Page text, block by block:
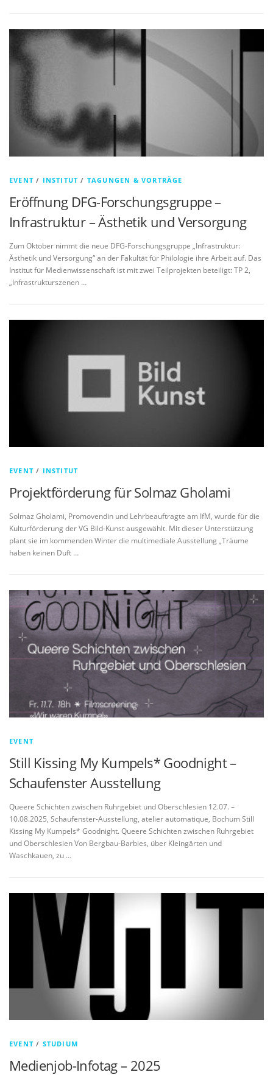
EVENT / INSTITUT / TAGUNGEN & VORTRÄGE
Eröffnung DFG-Forschungsgruppe –
Infrastruktur – Ästhetik und Versorgung
Zum Oktober nimmt die neue DFG-Forschungsgruppe „Infrastruktur:
Ästhetik und Versorgung“ an der Fakultät für Philologie ihre Arbeit auf. Das
Institut für Medienwissenschaft ist mit zwei Teilprojekten beteiligt: TP 2,
„Infrastrukturszenen …
EVENT / INSTITUT
Projektförderung für Solmaz Gholami
Solmaz Gholami, Promovendin und Lehrbeauftragte am IfM, wurde für die
Kulturförderung der VG Bild-Kunst ausgewählt. Mit dieser Unterstützung
plant sie im kommenden Winter die multimediale Ausstellung „Träume
haben keinen Duft …
EVENT
Still Kissing My Kumpels* Goodnight –
Schaufenster Ausstellung
Queere Schichten zwischen Ruhrgebiet und Oberschlesien 12.07. –
10.08.2025, Schaufenster-Ausstellung, atelier automatique, Bochum Still
Kissing My Kumpels* Goodnight. Queere Schichten zwischen Ruhrgebiet
und Oberschlesien Von Bergbau-Barbies, über Kleingärten und
Waschkauen, zu …
EVENT / STUDIUM
Medienjob-Infotag – 2025